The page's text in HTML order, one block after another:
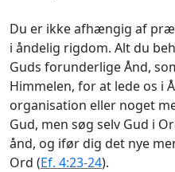
Du er ikke afhængig af
i åndelig rigdom. Alt du
Guds forunderlige Ånd,
Himmelen, for at lede os i
organisation eller noget
Gud, men søg selv Gud i
ånd, og ifør dig det nye
Ord (Ef. 4:23-24).